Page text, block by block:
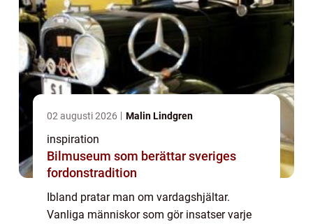
02 augusti 2026 Malin Lindgren
inspiration
Bilmuseum som berättar sveriges
fordonstradition
Ibland pratar man om vardagshjältar.
Vanliga människor som gör insatser varje